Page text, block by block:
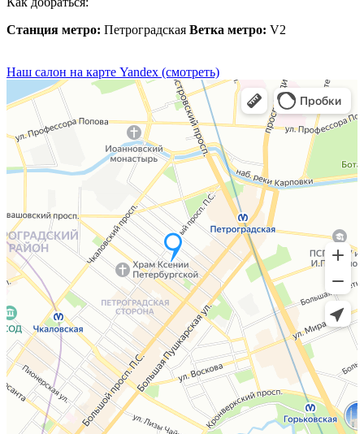
Станция метро: Петроградская Ветка метро: V2
Наш салон на карте Yandex (смотреть)